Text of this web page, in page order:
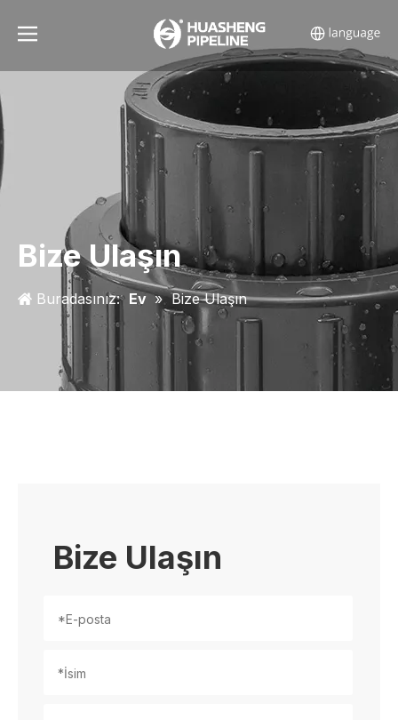
Bize Ulaşın
Buradasınız: Ev » Bize Ulaşın
Bize Ulaşın